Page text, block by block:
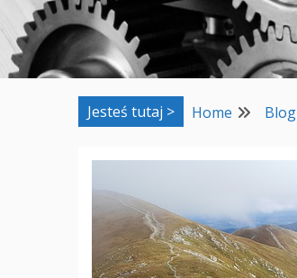
Jesteś tutaj > Home Blog